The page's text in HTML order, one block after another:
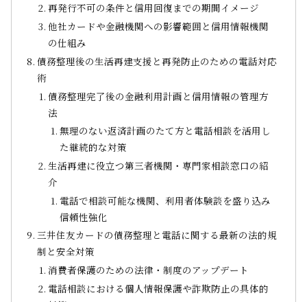
再発行不可の条件と信用回復までの期間イメージ
他社カードや金融機関への影響範囲と信用情報機関
の仕組み
債務整理後の生活再建支援と再発防止のための電話対応
術
債務整理完了後の金融利用計画と信用情報の管理方
法
無理のない返済計画のたて方と電話相談を活用し
た継続的な対策
生活再建に役立つ第三者機関・専門家相談窓口の紹
介
電話で相談可能な機関、利用者体験談を盛り込み
信頼性強化
三井住友カードの債務整理と電話に関する最新の法的規
制と安全対策
消費者保護のための法律・制度のアップデート
電話相談における個人情報保護や詐欺防止の具体的